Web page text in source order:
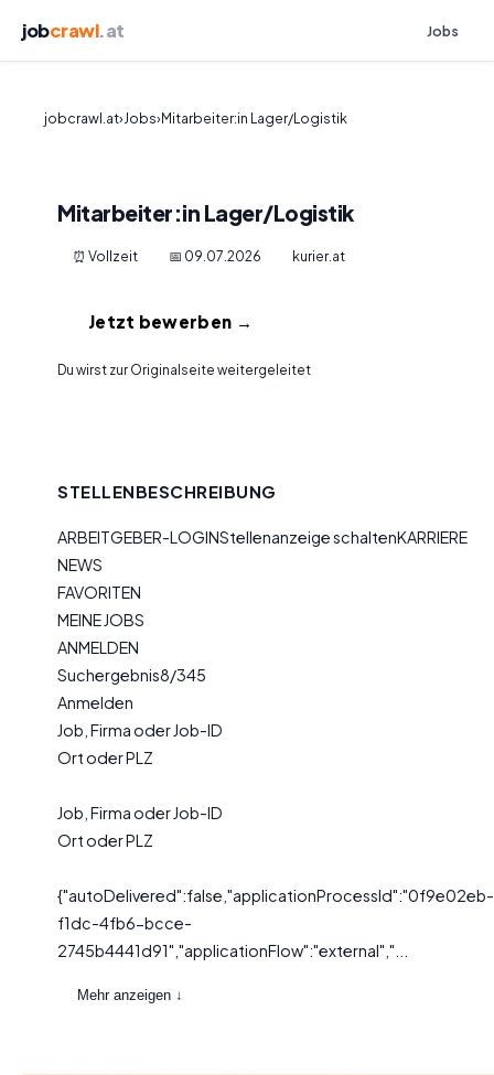
jobcrawl.at Jobs
jobcrawl.at›Jobs›Mitarbeiter:in Lager/Logistik
Mitarbeiter:in Lager/Logistik
⏰ Vollzeit 📅 09.07.2026 kurier.at
Jetzt bewerben →
Du wirst zur Originalseite weitergeleitet
STELLENBESCHREIBUNG
ARBEITGEBER-LOGINStellenanzeige schaltenKARRIERE
NEWS
FAVORITEN
MEINE JOBS
ANMELDEN
Suchergebnis8/345
Anmelden
Job, Firma oder Job-ID
Ort oder PLZ
Job, Firma oder Job-ID
Ort oder PLZ
{"autoDelivered":false,"applicationProcessId":"0f9e02eb-
f1dc-4fb6-bcce-
2745b4441d91","applicationFlow":"external","...
Mehr anzeigen ↓